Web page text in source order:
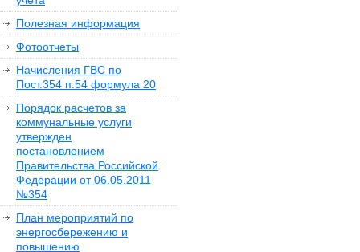
Полезная информация
Фотоотчеты
Начисления ГВС по
Пост.354 п.54 формула 20
Порядок расчетов за
коммунальные услуги
утвержден
постановлением
Правительства Российской
Федерации от 06.05.2011
№354
План мероприятий по
энергосбережению и
повышению